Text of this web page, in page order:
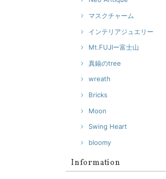
マスクチャーム
インテリアジュエリー
Mt.FUJIー富士山
真鍮のtree
wreath
Bricks
Moon
Swing Heart
bloomy
Information